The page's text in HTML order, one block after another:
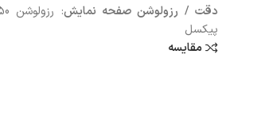
دقت / رزولوشن صفحه نمایش
پیکسل
مقایسه